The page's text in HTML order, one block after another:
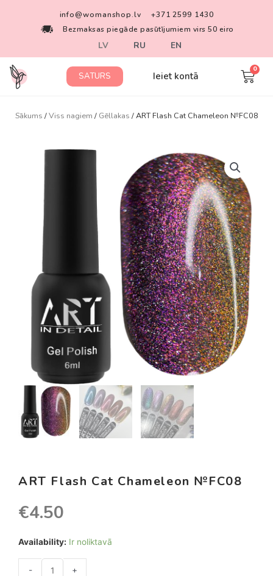
info@womanshop.lv
+371 2599 1430
Bezmaksas piegāde pasūtījumiem virs 50 eiro
LV RU EN
SATURS Ieiet kontā
Sākums /Viss nagiem / Gēllakas / ART Flash Cat Chameleon №FC08
ART Flash Cat Chameleon №FC08
€4.50
Availability: Ir noliktavā
- +